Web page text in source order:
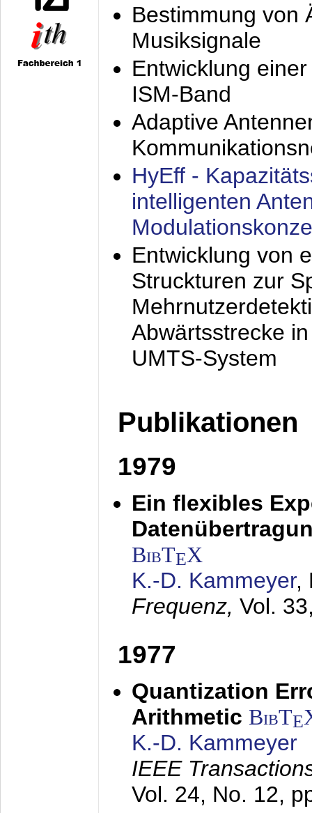
Bestimmung von
Musiksignale
Entwicklung
ISM-Band
Adaptive
HyEff -
intelligenten
Entwicklung von
Struckturen zur
Abwärtsstrecke
UMTS-System
Publikationen
1979
Ein flexibles
BibTEX
K.-D. Kammeyer,
Frequenz, Vol.
1977
Quantization
Arithmetic BibTE
K.-D. Kammeyer
IEEE
Vol. 24, No. 12,